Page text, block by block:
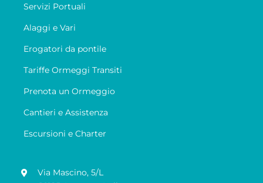
Servizi Portuali
Alaggi e Vari
Erogatori da pontile
Tariffe Ormeggi Transiti
Prenota un Ormeggio
Cantieri e Assistenza
Escursioni e Charter
Via Mascino, 5/L